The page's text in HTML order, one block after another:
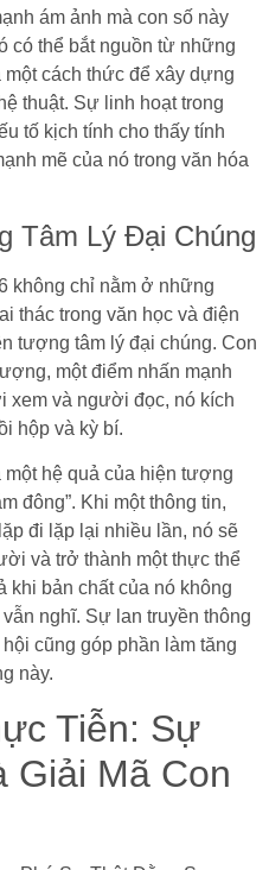
ám ảnh mà con số này
có thể bắt nguồn từ những
cách thức để xây dựng
thuật. Sự linh hoạt trong
tố kịch tính cho thấy tính
mẽ của nó trong văn hóa
Tâm Lý Đại Chúng
không chỉ nằm ở những
thác trong văn học và điện
tượng tâm lý đại chúng. Con
một điểm nhấn mạnh
xem và người đọc, nó kích
hộp và kỳ bí.
hệ quả của hiện tượng
đông”. Khi một thông tin,
đi lặp lại nhiều lần, nó sẽ
và trở thành một thực thể
khi bản chất của nó không
nghĩ. Sự lan truyền thông
cũng góp phần làm tăng
này.
Tiễn: Sự
Giải Mã Con